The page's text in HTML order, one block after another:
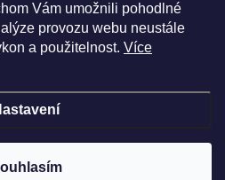
Vám umožnili pohodlné
provozu webu neustále
a použitelnost. Více
podmínkami ochrany osobních údajů
. Všechna práva vyhrazena.